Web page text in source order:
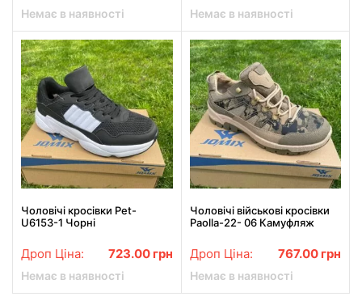
Немає в наявності Немає в наявності
Чоловічі кросівки Pet-
U6153-1 Чорні
Дроп Ціна: 723.00 грн
Немає в наявності
Чоловічі військові кросівки
Paolla-22- 06 Камуфляж
Дроп Ціна: 767.00 грн
Немає в наявності